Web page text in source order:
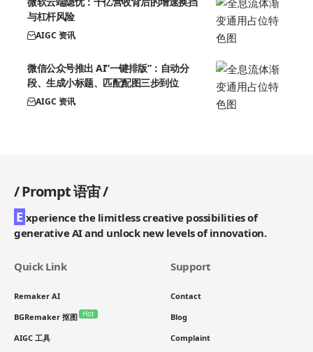
与杠杆风险
AIGC 资讯
微信公众号推出 AI”一键排版”：自动分
段、生成小标题、匹配配图三步到位
AIGC 资讯
/Prompt 语宙/
E xperience the limitless creative possibilities of
generative AI and unlock new levels of innovation.
Quick Link
Remaker AI
BGRemaker 抠图 Hot
AIGC 工具
Support
Contact
Blog
Complaint